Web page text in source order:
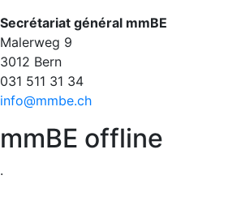
Secrétariat général mmBE
Malerweg 9
3012 Bern
031 511 31 34​​​​​​​
info@mmbe.ch
mmBE offline
.